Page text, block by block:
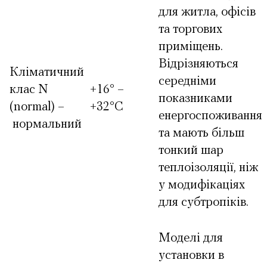
Кліматичний
клас N
(normal) –
нормальний
+16° –
+32°С
для житла, офісів
та торгових
приміщень.
Відрізняються
середніми
показниками
енергоспоживання
та мають більш
тонкий шар
теплоізоляції, ніж
у модифікаціях
для субтропіків.
Моделі для
установки в